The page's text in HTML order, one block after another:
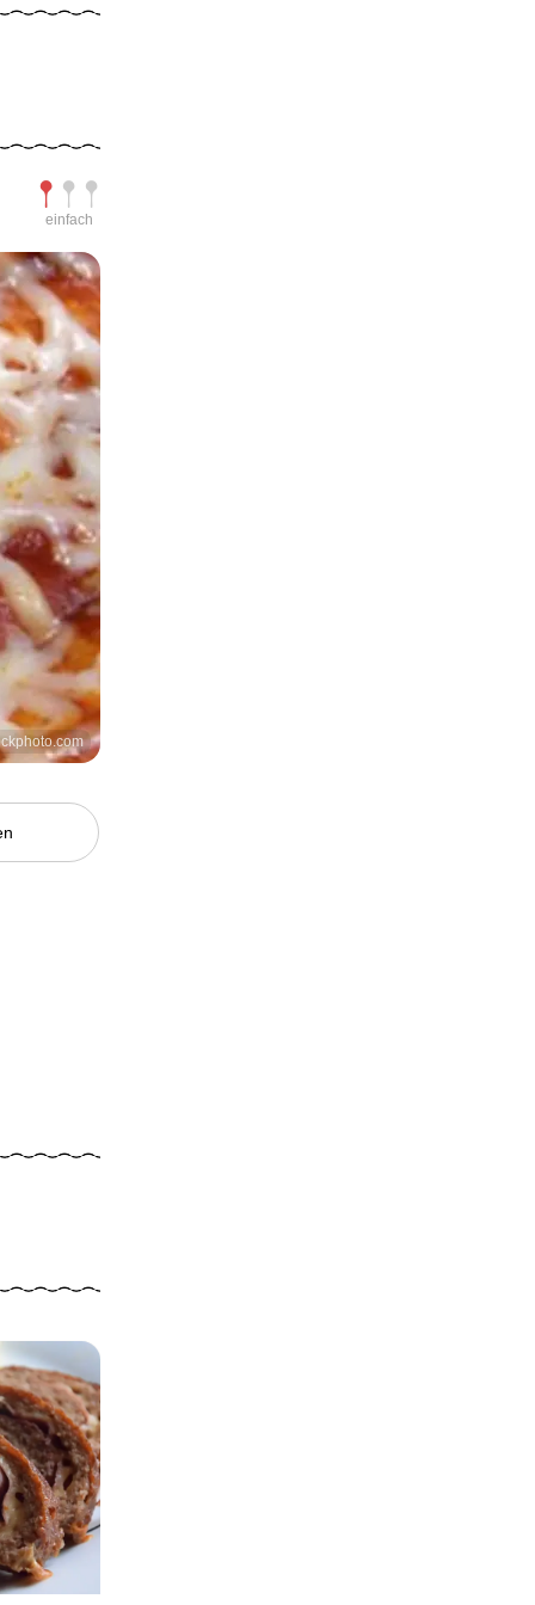
Schwierigkeit
einfach